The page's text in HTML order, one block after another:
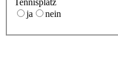
Tennisplatz
ja
nein